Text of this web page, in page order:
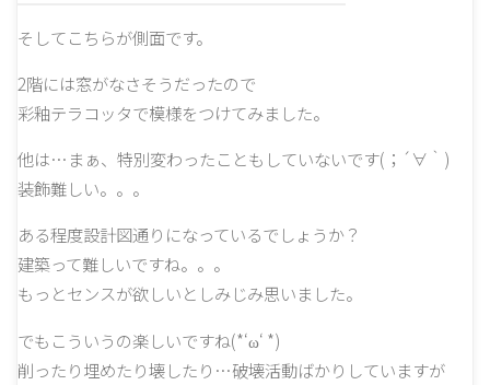
そしてこちらが側面です。
2階には窓がなさそうだったので
彩釉テラコッタで模様をつけてみました。
他は…まぁ、特別変わったこともしていないです(；´∀｀)
装飾難しい。。。
ある程度設計図通りになっているでしょうか？
建築って難しいですね。。。
もっとセンスが欲しいとしみじみ思いました。
でもこういうの楽しいですね(*‘ω‘ *)
削ったり埋めたり壊したり…破壊活動ばかりしていますが